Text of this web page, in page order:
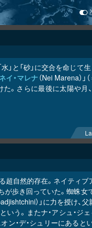
水」と「砂」に交合を命じて
イ・マレナ（Nei Marena）」
けた。さらに最後に太陽や
自然的存在。ネイティ
き回っていた。蜘蛛女で
）」に力を授け
う。またナ・アシュ・ジ
・デ・シュリーにあると